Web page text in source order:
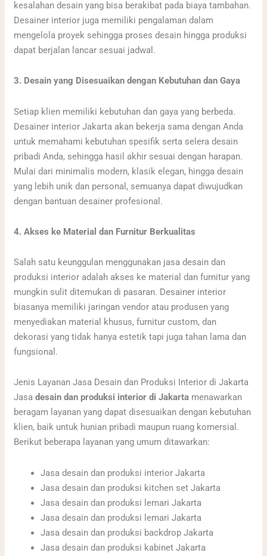
kesalahan desain yang bisa berakibat pada biaya tambahan.
Desainer interior juga memiliki pengalaman dalam
mengelola proyek sehingga proses desain hingga produksi
dapat berjalan lancar sesuai jadwal.
3. Desain yang Disesuaikan dengan Kebutuhan dan Gaya
Setiap klien memiliki kebutuhan dan gaya yang berbeda.
Desainer interior Jakarta akan bekerja sama dengan Anda
untuk memahami kebutuhan spesifik serta selera desain
pribadi Anda, sehingga hasil akhir sesuai dengan harapan.
Mulai dari minimalis modern, klasik elegan, hingga desain
yang lebih unik dan personal, semuanya dapat diwujudkan
dengan bantuan desainer profesional.
4. Akses ke Material dan Furnitur Berkualitas
Salah satu keunggulan menggunakan jasa desain dan
produksi interior adalah akses ke material dan furnitur yang
mungkin sulit ditemukan di pasaran. Desainer interior
biasanya memiliki jaringan vendor atau produsen yang
menyediakan material khusus, furnitur custom, dan
dekorasi yang tidak hanya estetik tapi juga tahan lama dan
fungsional.
Jenis Layanan Jasa Desain dan Produksi Interior di Jakarta
Jasadesain dan produksi interior di Jakarta menawarkan
beragam layanan yang dapat disesuaikan dengan kebutuhan
klien, baik untuk hunian pribadi maupun ruang komersial.
Berikut beberapa layanan yang umum ditawarkan:
Jasa desain dan produksi interior Jakarta
Jasa desain dan produksi kitchen set Jakarta
Jasa desain dan produksi lemari Jakarta
Jasa desain dan produksi lemari Jakarta
Jasa desain dan produksi backdrop Jakarta
Jasa desain dan produksi kabinet Jakarta